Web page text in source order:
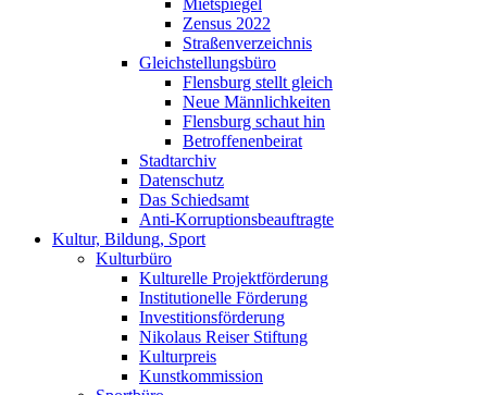
Mietspiegel
Zensus 2022
Straßenverzeichnis
Gleichstellungsbüro
Flensburg stellt gleich
Neue Männlichkeiten
Flensburg schaut hin
Betroffenenbeirat
Stadtarchiv
Datenschutz
Das Schiedsamt
Anti-Korruptionsbeauftragte
Kultur, Bildung, Sport
Kulturbüro
Kulturelle Projektförderung
Institutionelle Förderung
Investitionsförderung
Nikolaus Reiser Stiftung
Kulturpreis
Kunstkommission